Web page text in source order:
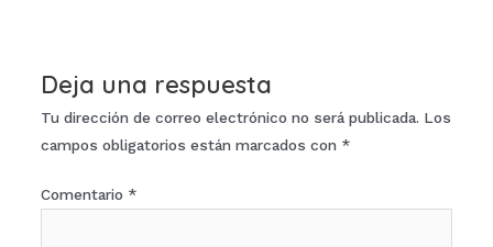
Deja una respuesta
Tu dirección de correo electrónico no será publicada. Los
campos obligatorios están marcados con *
Comentario *